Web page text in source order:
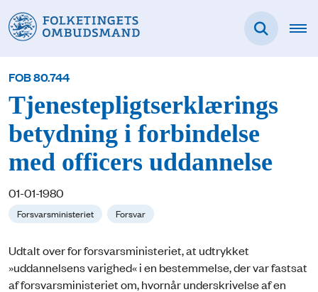
FOB 80.744
Tjenestepligtserklærings
betydning i forbindelse
med officers uddannelse
01-01-1980
Forsvarsministeriet Forsvar
Udtalt over for forsvarsministeriet, at udtrykket
»uddannelsens varighed« i en bestemmelse, der var fastsat
af forsvarsministeriet om, hvornår underskrivelse af en